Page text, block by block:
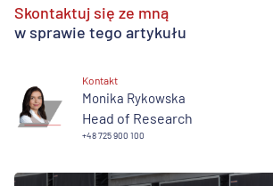
Skontaktuj się ze mną
w sprawie tego artykułu
Kontakt
Monika Rykowska
Head of Research
+48 725 900 100